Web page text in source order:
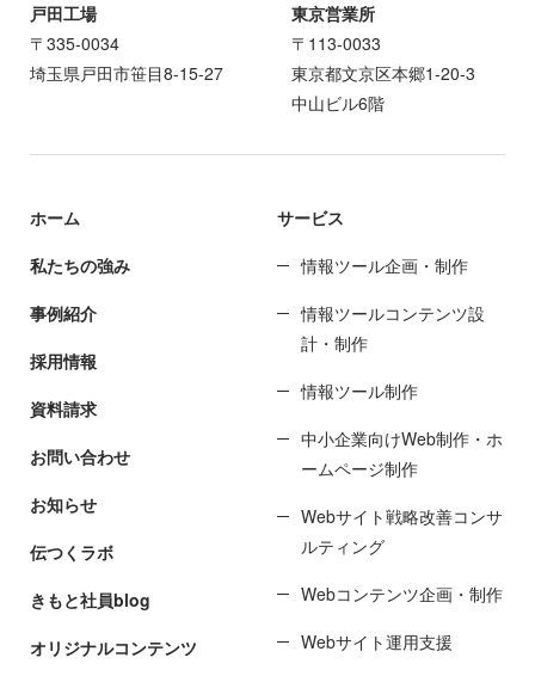
戸田工場
〒335-0034
埼玉県戸田市笹目8-15-27
東京営業所
〒113-0033
東京都文京区本郷1-20-3
中山ビル6階
ホーム
私たちの強み
事例紹介
採用情報
資料請求
お問い合わせ
お知らせ
伝つくラボ
きもと社員blog
オリジナルコンテンツ
サービス
情報ツール企画・制作
情報ツールコンテンツ設
計・制作
情報ツール制作
中小企業向けWeb制作・ホ
ームページ制作
Webサイト戦略改善コンサ
ルティング
Webコンテンツ企画・制作
Webサイト運用支援